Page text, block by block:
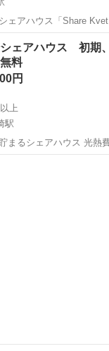
ェアハウス「Share
全部コミコミなので、毎
シェアハウス
シェアハウス 初期
料
円
上
駅
まるシェアハウス 光熱